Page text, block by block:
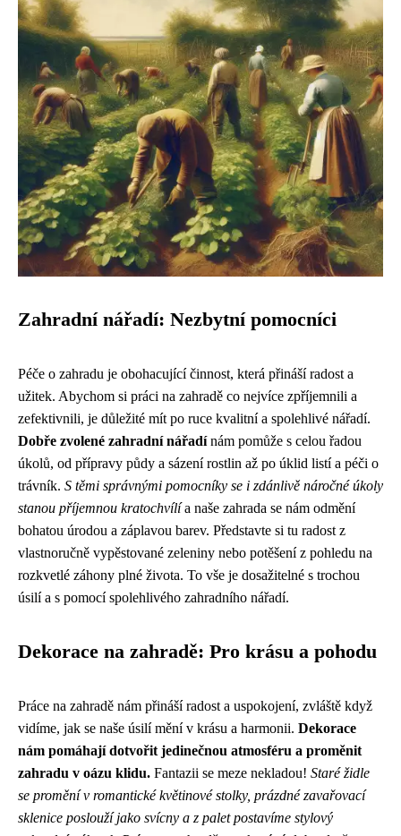
Zahradní nářadí: Nezbytní pomocníci
Péče o zahradu je obohacující činnost, která přináší radost a
užitek. Abychom si práci na zahradě co nejvíce zpříjemnili a
zefektivnili, je důležité mít po ruce kvalitní a spolehlivé nářadí.
Dobře zvolené zahradní nářadínám pomůže s celou řadou
úkolů, od přípravy půdy a sázení rostlin až po úklid listí a péči o
trávník. S těmi správnými pomocníky se i zdánlivě náročné úkoly
stanou příjemnou kratochvílía naše zahrada se nám odmění
bohatou úrodou a záplavou barev. Představte si tu radost z
vlastnoručně vypěstované zeleniny nebo potěšení z pohledu na
rozkvetlé záhony plné života. To vše je dosažitelné s trochou
úsilí a s pomocí spolehlivého zahradního nářadí.
Dekorace na zahradě: Pro krásu a pohodu
Práce na zahradě nám přináší radost a uspokojení, zvláště když
vidíme, jak se naše úsilí mění v krásu a harmonii. Dekorace
nám pomáhají dotvořit jedinečnou atmosféru a proměnit
zahradu v oázu klidu. Fantazii se meze nekladou! Staré židle
se promění v romantické květinové stolky, prázdné zavařovací
sklenice poslouží jako svícny a z palet postavíme stylový